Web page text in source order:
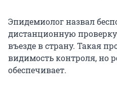
Эпидемиолог назвал
дистанционную
въезде в страну. Такая
видимость контроля, но
обеспечивает.